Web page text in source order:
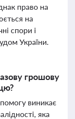
право на
на
спори і
України.
грошову
виникає
яка